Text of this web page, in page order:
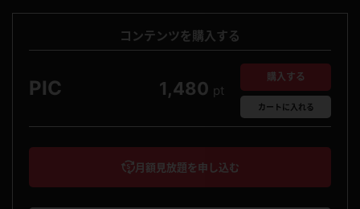
コンテンツを購入する
PIC 1,480 pt
購入する
カート に入れる
月額見放題を申し込む